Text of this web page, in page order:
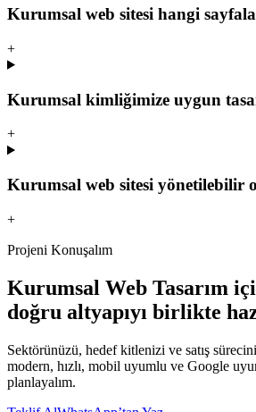
Kurumsal web sitesi hangi
+
Kurumsal kimliğimize uygun
+
Kurumsal web sitesi yönetilebilir
+
Projeni Konuşalım
Kurumsal Web Tasarım
doğru altyapıyı birlikte
Sektörünüzü, hedef kitlenizi ve satış
modern, hızlı, mobil uyumlu ve Google
planlayalım.